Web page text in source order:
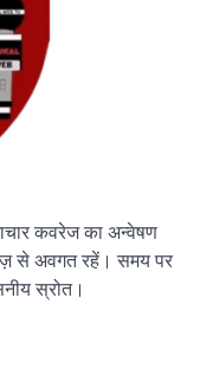
कवरेज का अन्वेषण
से अवगत रहें। समय पर
स्रोत।